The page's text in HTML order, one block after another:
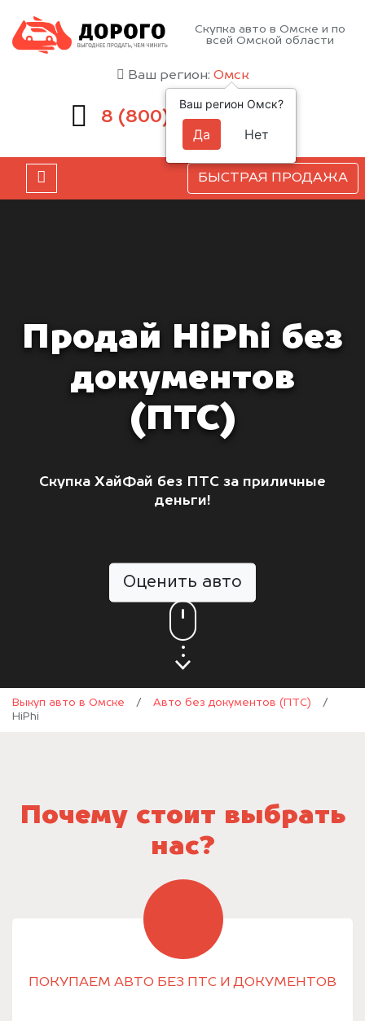
Скупка авто в Омске и по
всей Омской области
Ваш регион: Омск
8 (800) 551-81-15
БЫСТРАЯ ПРОДАЖА
Продай HiPhi без
документов
(ПТС)
Скупка ХайФай без ПТС за приличные
деньги!
Оценить авто
Выкуп авто в Омске / Авто без документов (ПТС)
/
HiPhi
Почему стоит выбрать
нас?
ПОКУПАЕМ АВТО БЕЗ ПТС И ДОКУМЕНТОВ
Ваш регион Омск?
Да Нет